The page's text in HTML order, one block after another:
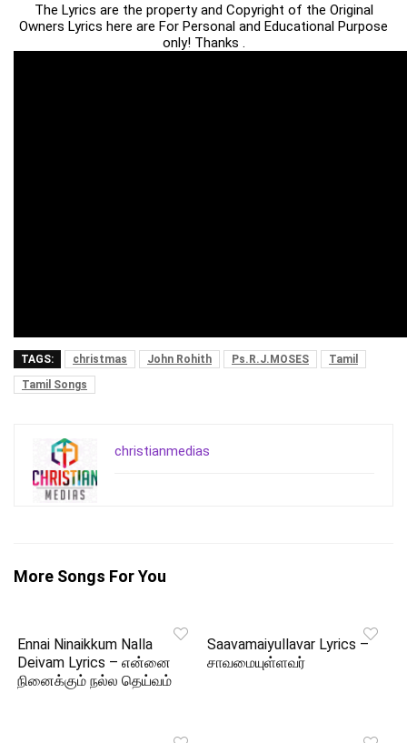
The Lyrics are the property and Copyright of the Original
Owners Lyrics here are For Personal and Educational Purpose
only! Thanks .
TAGS: christmas John Rohith Ps.R.J.MOSES
Tamil
Tamil Songs
christianmedias
More Songs For You
Ennai Ninaikkum Nalla
Deivam Lyrics – என்னை
நினைக்கும் நல்ல தெய்வம்
Saavamaiyullavar Lyrics –
சாவமையுள்ளவர்